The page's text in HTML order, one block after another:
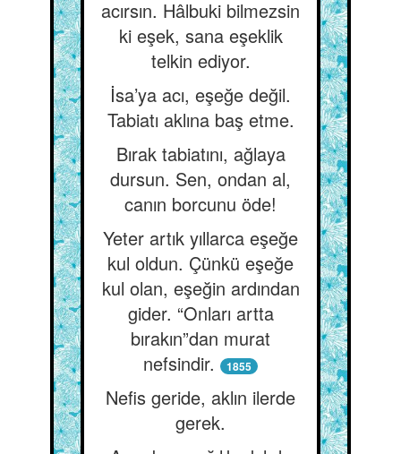
acırsın. Hâlbuki bilmezsin
ki eşek, sana eşeklik
telkin ediyor.
İsa’ya acı, eşeğe değil.
Tabiatı aklına baş etme.
Bırak tabiatını, ağlaya
dursun. Sen, ondan al,
canın borcunu öde!
Yeter artık yıllarca eşeğe
kul oldun. Çünkü eşeğe
kul olan, eşeğin ardından
gider. “Onları artta
bırakın”dan murat
nefsindir.
1855
Nefis geride, aklın ilerde
gerek.